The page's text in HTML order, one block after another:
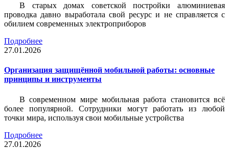
В старых домах советской постройки алюминиевая
проводка давно выработала свой ресурс и не справляется с
обилием современных электроприборов
Подробнее
27.01.2026
Организация защищённой мобильной работы: основные
принципы и инструменты
В современном мире мобильная работа становится всё
более популярной. Сотрудники могут работать из любой
точки мира, используя свои мобильные устройства
Подробнее
27.01.2026